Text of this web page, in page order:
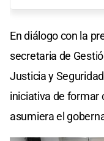
En diálogo con la
secretaria de
Justicia y
iniciativa de formar
asumiera el